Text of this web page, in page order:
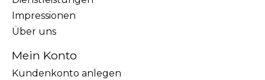
Impressionen
Über uns
Mein Konto
Kundenkonto anlegen